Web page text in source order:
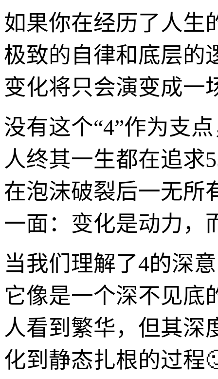
如果你在经历了人生
极致的自律和底层的
变化将只会演变成一
没有这个“4”作为支
人终其一生都在追求
在泡沫破裂后一无所
一面：变化是动力，
当我们理解了4的深
它像是一个深不见底
人看到繁华，但其深
化到静态扎根的过程